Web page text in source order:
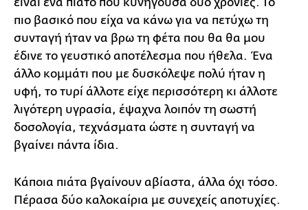
πιο βασικό που είχα να κάνω για να πετύχω τη
συνταγή ήταν να βρω τη φέτα που θα θα μου
έδινε το γευστικό αποτέλεσμα που ήθελα. Ένα
άλλο κομμάτι που με δυσκόλεψε πολύ ήταν η
υφή, το τυρί άλλοτε είχε περισσότερη κι άλλοτε
λιγότερη υγρασία, έψαχνα λοιπόν τη σωστή
δοσολογία, τεχνάσματα ώστε η συνταγή να
βγαίνει πάντα ίδια.
Κάποια πιάτα βγαίνουν αβίαστα, άλλα όχι τόσο.
Πέρασα δύο καλοκαίρια με συνεχείς αποτυχίες.